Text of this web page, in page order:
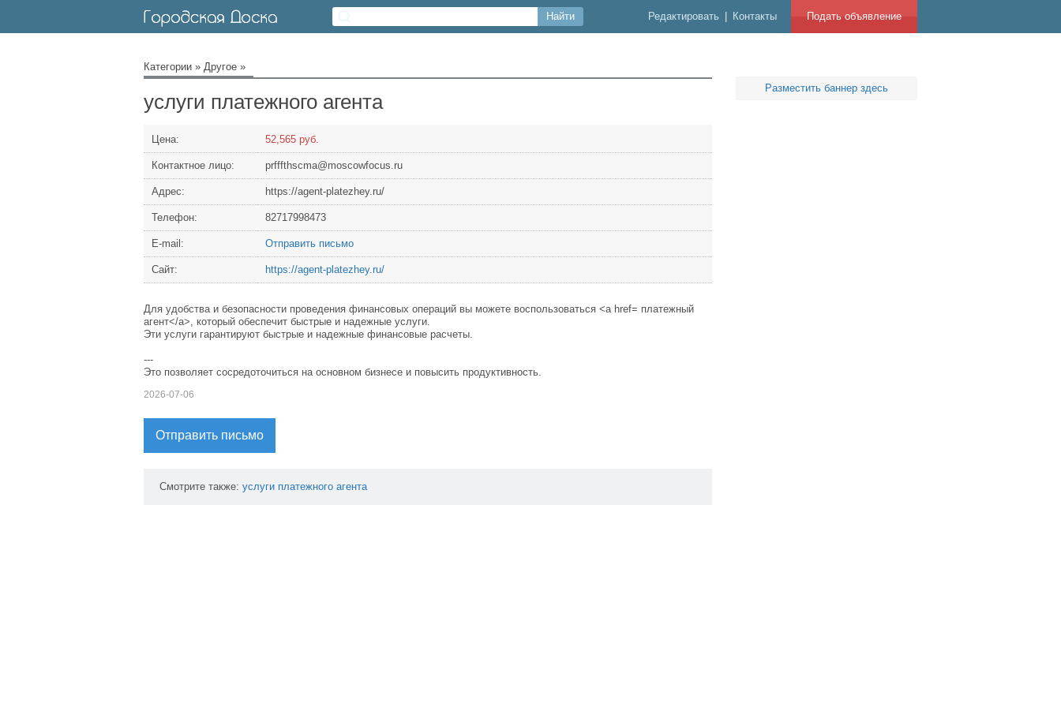
Подать объявление
Редактировать Контакты
Категории » Другое »
услуги платежного агента
Цена: 52,565 руб.
Контактное лицо: prfffthscma@moscowfocus.ru
Адрес: https://agent-platezhey.ru/
Телефон: 82717998473
Е-mail: Отправить письмо
Сайт: https://agent-platezhey.ru/
Для удобства и безопасности проведения финансовых операций вы можете воспользоваться <a href= платежный
агент</a>, который обеспечит быстрые и надежные услуги.
Эти услуги гарантируют быстрые и надежные финансовые расчеты.
---
Это позволяет сосредоточиться на основном бизнесе и повысить продуктивность.
2026-07-06
Отправить письмо
Смотрите также: услуги платежного агента
Разместить баннер здесь